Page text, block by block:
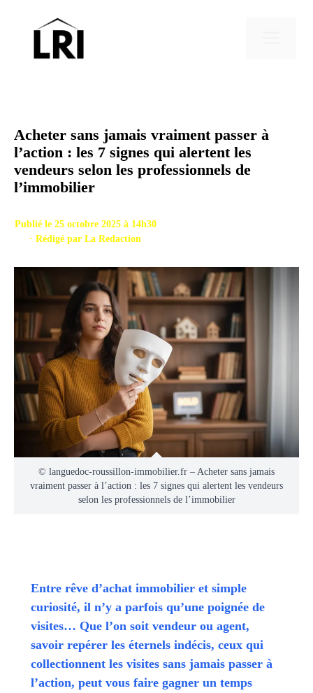
Acheter sans jamais vraiment passer à
l’action : les 7 signes qui alertent les
vendeurs selon les professionnels de
l’immobilier
Publié le 25 octobre 2025 à 14h30
· Rédigé par La Redaction
© languedoc-roussillon-immobilier.fr – Acheter sans jamais
vraiment passer à l’action : les 7 signes qui alertent les vendeurs
selon les professionnels de l’immobilier
Entre rêve d’achat immobilier et simple
curiosité, il n’y a parfois qu’une poignée de
visites… Que l’on soit vendeur ou agent,
savoir repérer les éternels indécis, ceux qui
collectionnent les visites sans jamais passer à
l’action, peut vous faire gagner un temps